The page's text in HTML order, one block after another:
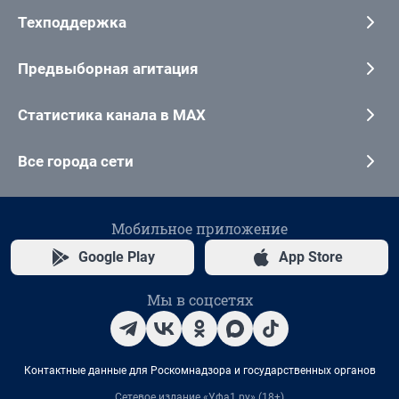
Техподдержка
Предвыборная агитация
Статистика канала в MAX
Все города сети
Мобильное приложение
Google Play App Store
Мы в соцсетях
Контактные данные для Роскомнадзора и государственных органов